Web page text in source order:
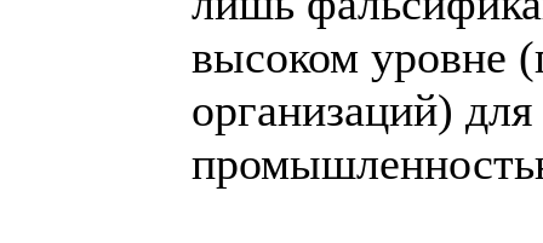
высоком уровне
организаций)